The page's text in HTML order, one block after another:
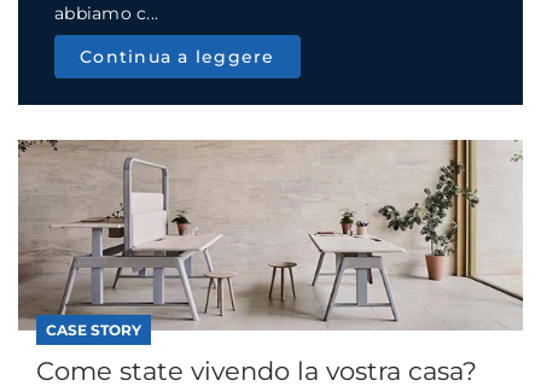
abbiamo c...
Continua a leggere
CASE STORY
Come state vivendo la vostra casa?